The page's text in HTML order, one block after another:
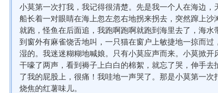
小莫第一次打我，我记得很清楚。先是我一个人在海边
船长着一对眼睛在海上忽左忽右地拐来拐去，突然蹿上
就跑，怪鱼在后面追，我跑啊跑啊就跑到海里去了，海
到窗外有麻雀饶舌地叫，一只猫在窗户上敏捷地一掠而
湿的。我迷迷糊糊地喊娘。只有小莫应声而来。小莫掀
干嚎了两声，看到褥子上白白的棉絮，就忘了哭，伸手
了我的屁股上，很痛！我哇地一声哭了。那是小莫第一
烧焦的红薯味儿。